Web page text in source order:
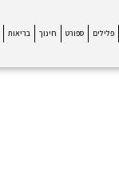
פלילים ספורט חינוך בריאות